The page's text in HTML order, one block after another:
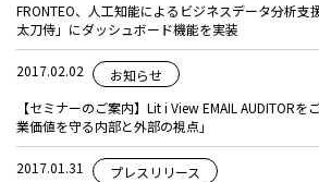
FRONTEO、人工知能によるビジネスデータ分析支
太刀侍」にダッシュボード機能を実装
2017.02.02
お知らせ
【セミナーのご案内】Lit i View EMAIL AUDITORを
業価値を守る内部と外部の視点」
2017.01.31
プレスリリース